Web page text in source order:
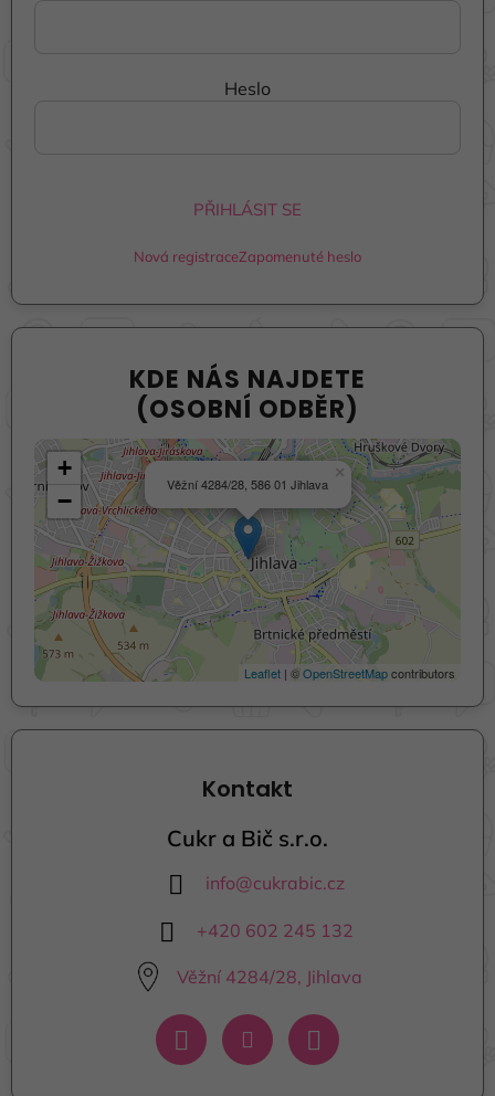
Heslo
PŘIHLÁSIT SE
Nová registraceZapomenuté heslo
KDE NÁS NAJDETE
(OSOBNÍ ODBĚR)
Věžní 4284/28, 586 01 Jihlava
×
+
−
Leaflet | ©OpenStreetMapcontributors
Kontakt
Cukr a Bič s.r.o.
info@cukrabic.cz
+420 602 245 132
Věžní 4284/28, Jihlava